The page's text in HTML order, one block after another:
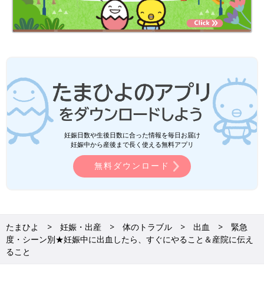
妊娠日数や生後日数に合った情報を毎日お届け
妊娠中から産後まで長く使える無料アプリ
無料ダウンロード
たまひよ 妊娠・出産 体のトラブル 出血
緊急
度・シーン別★妊娠中に出血したら、すぐにやること＆産院に伝え
ること